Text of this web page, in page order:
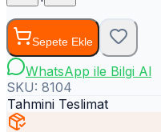
Sepete Ekle
WhatsApp ile Bilgi Al
SKU: 8104
Tahmini Teslimat